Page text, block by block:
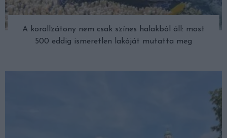
A korallzátony nem csak színes halakból áll: most
500 eddig ismeretlen lakóját mutatta meg